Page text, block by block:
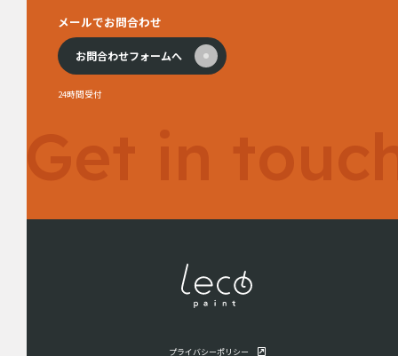
メールでお問合わせ
お問合わせフォームへ
24時間受付
プライバシーポリシー